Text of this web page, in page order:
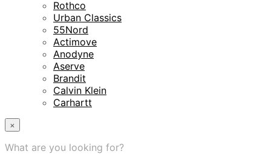
Rothco
Urban Classics
55Nord
Actimove
Anodyne
Aserve
Brandit
Calvin Klein
Carhartt
×
What are you looking for?